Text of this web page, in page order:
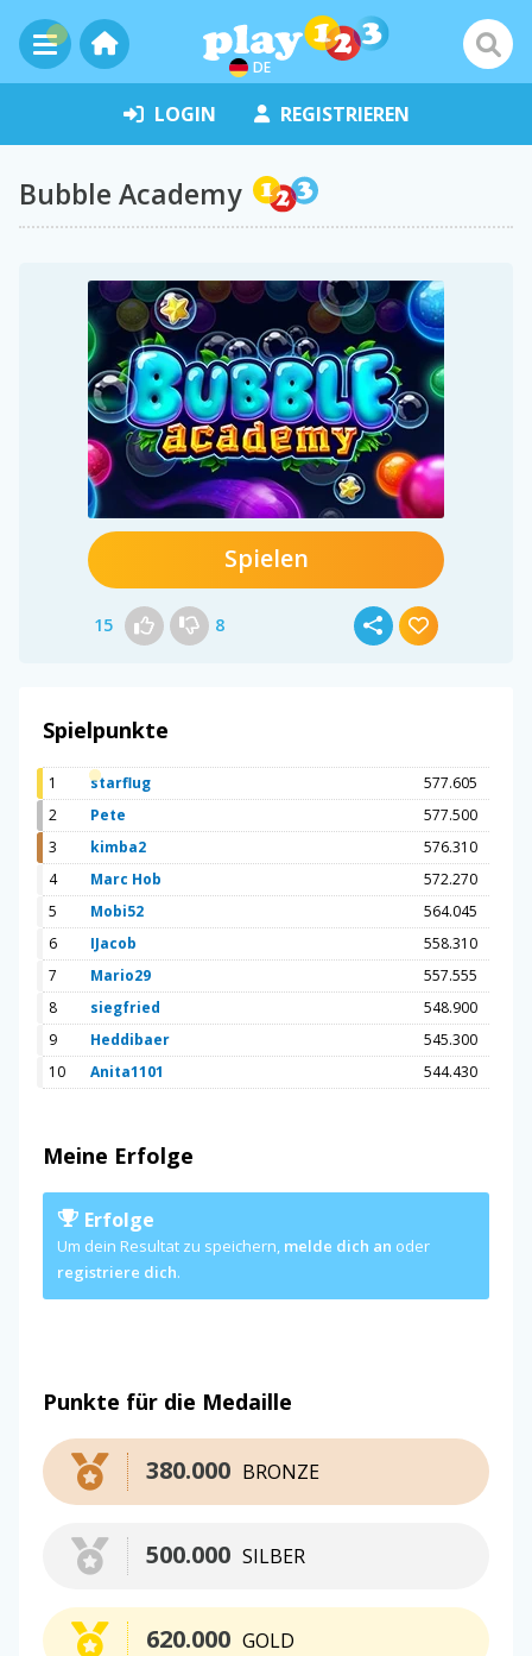
DE
LOGIN REGISTRIEREN
Bubble Academy
Spielen
15 8
Spielpunkte
1 starflug
577.605
2
Pete
577.500
3
kimba2
576.310
4
Marc Hob
572.270
5
Mobi52
564.045
6
IJacob
558.310
7
Mario29
557.555
8
siegfried
548.900
9
Heddibaer
545.300
10
Anita1101 544.430
Meine Erfolge
Erfolge
Um dein Resultat zu speichern, melde dich an oder
registriere dich.
Punkte für die Medaille
BRONZE
380.000
SILBER
500.000
GOLD
620.000